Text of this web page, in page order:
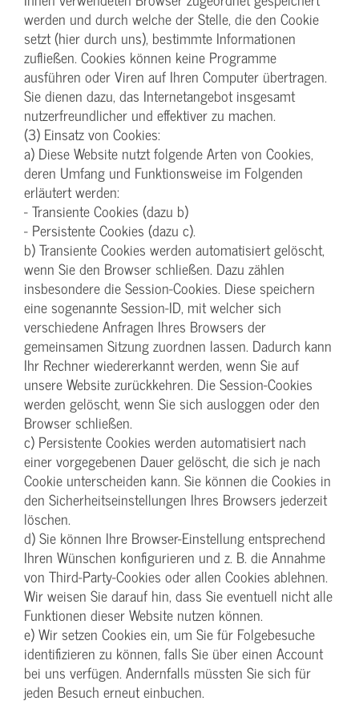
werden und durch welche der Stelle, die den Cookie
setzt (hier durch uns), bestimmte Informationen
zufließen. Cookies können keine Programme
ausführen oder Viren auf Ihren Computer übertragen.
Sie dienen dazu, das Internetangebot insgesamt
nutzerfreundlicher und effektiver zu machen.
(3) Einsatz von Cookies:
a) Diese Website nutzt folgende Arten von Cookies,
deren Umfang und Funktionsweise im Folgenden
erläutert werden:
- Transiente Cookies (dazu b)
- Persistente Cookies (dazu c).
b) Transiente Cookies werden automatisiert gelöscht,
wenn Sie den Browser schließen. Dazu zählen
insbesondere die Session-Cookies. Diese speichern
eine sogenannte Session-ID, mit welcher sich
verschiedene Anfragen Ihres Browsers der
gemeinsamen Sitzung zuordnen lassen. Dadurch kann
Ihr Rechner wiedererkannt werden, wenn Sie auf
unsere Website zurückkehren. Die Session-Cookies
werden gelöscht, wenn Sie sich ausloggen oder den
Browser schließen.
c) Persistente Cookies werden automatisiert nach
einer vorgegebenen Dauer gelöscht, die sich je nach
Cookie unterscheiden kann. Sie können die Cookies in
den Sicherheitseinstellungen Ihres Browsers jederzeit
löschen.
d) Sie können Ihre Browser-Einstellung entsprechend
Ihren Wünschen konfigurieren und z. B. die Annahme
von Third-Party-Cookies oder allen Cookies ablehnen.
Wir weisen Sie darauf hin, dass Sie eventuell nicht alle
Funktionen dieser Website nutzen können.
e) Wir setzen Cookies ein, um Sie für Folgebesuche
identifizieren zu können, falls Sie über einen Account
bei uns verfügen. Andernfalls müssten Sie sich für
jeden Besuch erneut einbuchen.